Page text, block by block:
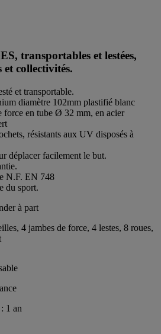
transportables et lestées,
et collectivités.
et transportable.
diamètre 102mm plastifié blanc
force en tube Ø 32 mm, en acier
résistants aux UV disposés à
déplacer facilement le but.
N.F. EN 748
du sport.
à part
4 jambes de force, 4 lestes, 8 roues,
1 an